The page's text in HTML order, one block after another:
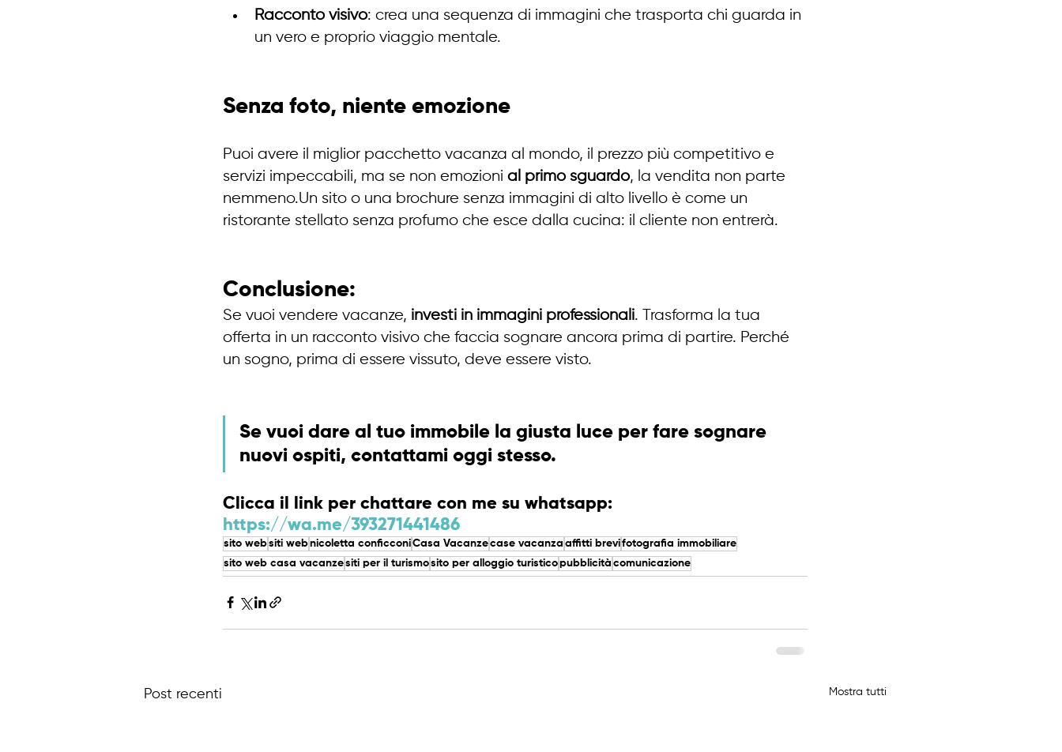
Racconto visivo: crea una sequenza di immagini che trasporta chi guarda in
un vero e proprio viaggio mentale.
Senza foto, niente emozione
Puoi avere il miglior pacchetto vacanza al mondo, il prezzo più competitivo e
servizi impeccabili, ma se non emozioni al primo sguardo, la vendita non parte
nemmeno.Un sito o una brochure senza immagini di alto livello è come un
ristorante stellato senza profumo che esce dalla cucina: il cliente non entrerà.
Conclusione:
Se vuoi vendere vacanze, investi in immagini professionali. Trasforma la tua
offerta in un racconto visivo che faccia sognare ancora prima di partire. Perché
un sogno, prima di essere vissuto, deve essere visto.
Se vuoi dare al tuo immobile la giusta luce per fare sognare
nuovi ospiti, contattami oggi stesso.
Clicca il link per chattare con me su whatsapp:
https://wa.me/393271441486
sito websiti webnicoletta conficconiCasa Vacanzecase vacanza affitti brevifotografia immobiliare
sito web casa vacanzesiti per il turismosito per alloggio turisticopubblicità comunicazione
Post recenti Mostra tutti